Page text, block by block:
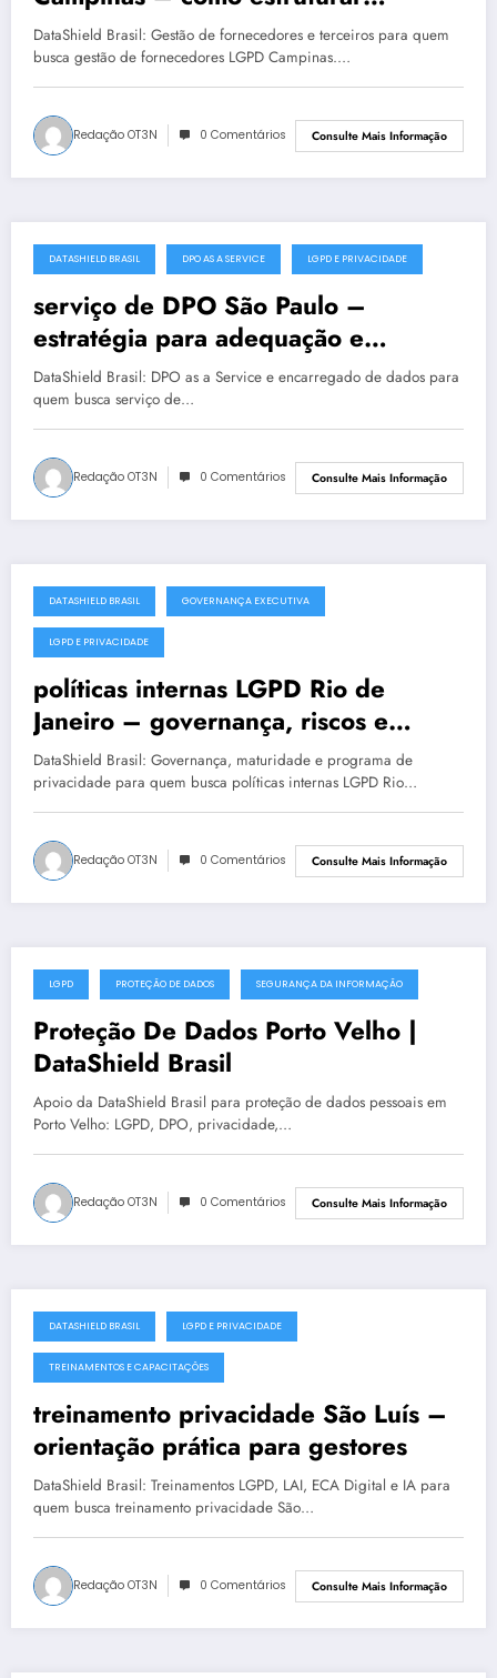
privacidade com segurança
DataShield Brasil: Gestão de fornecedores e terceiros para quem
busca gestão de fornecedores LGPD Campinas.…
Redação OT3N 0 Comentários Consulte Mais Informação
julho 19, 2025
DATASHIELD BRASIL DPO AS A SERVICE LGPD E PRIVACIDADE
serviço de DPO São Paulo –
estratégia para adequação e
maturidade
DataShield Brasil: DPO as a Service e encarregado de dados para
quem busca serviço de…
Redação OT3N 0 Comentários Consulte Mais Informação
julho 19, 2025
DATASHIELD BRASIL GOVERNANÇA EXECUTIVA
LGPD E PRIVACIDADE
políticas internas LGPD Rio de
Janeiro – governança, riscos e
conformidade
DataShield Brasil: Governança, maturidade e programa de
privacidade para quem busca políticas internas LGPD Rio…
Redação OT3N 0 Comentários Consulte Mais Informação
julho 19, 2025
LGPD PROTEÇÃO DE DADOS SEGURANÇA DA INFORMAÇÃO
Proteção De Dados Porto Velho |
DataShield Brasil
Apoio da DataShield Brasil para proteção de dados pessoais em
Porto Velho: LGPD, DPO, privacidade,…
Redação OT3N 0 Comentários Consulte Mais Informação
julho 19, 2025
DATASHIELD BRASIL LGPD E PRIVACIDADE
TREINAMENTOS E CAPACITAÇÕES
treinamento privacidade São Luís –
orientação prática para gestores
DataShield Brasil: Treinamentos LGPD, LAI, ECA Digital e IA para
quem busca treinamento privacidade São…
Redação OT3N 0 Comentários Consulte Mais Informação